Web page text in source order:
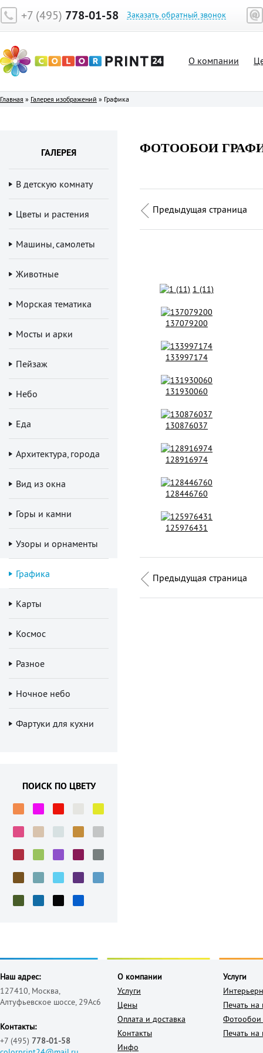
+7 (495) 778-01-58 Заказать обратный звонок
О компании
Главная » Галерея изображений » Графика
ГАЛЕРЕЯ
В детскую комнату
Цветы и растения
Машины, самолеты
Животные
Морская тематика
Мосты и арки
Пейзаж
Небо
Еда
Архитектура, города
Вид из окна
Горы и камни
Узоры и орнаменты
Графика
Карты
Космос
Разное
Ночное небо
Фартуки для кухни
ПОИСК ПО ЦВЕТУ
ФОТООБОИ
Предыдущая страница
1 (11)
137079200
133997174
131930060
130876037
128916974
128446760
125976431
Предыдущая страница
Наш адрес:
127410, Москва,
Алтуфьевское шоссе, 29Ас6
Контакты:
+7 (495) 778-01-58
О компании
Услуги
Цены
Оплата и доставка
Контакты
Инфо
Услуги
Печать на
Фотообои
Печать на